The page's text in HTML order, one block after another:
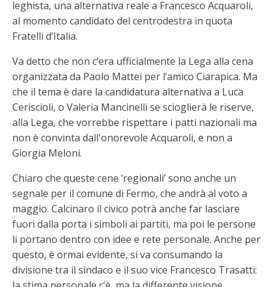
leghista, una alternativa reale a Francesco Acquaroli,
al momento candidato del centrodestra in quota
Fratelli d’Italia.
Va detto che non c’era ufficialmente la Lega alla cena
organizzata da Paolo Mattei per l’amico Ciarapica. Ma
che il tema è dare la candidatura alternativa a Luca
Ceriscioli, o Valeria Mancinelli se scioglierà le riserve,
alla Lega, che vorrebbe rispettare i patti nazionali ma
non è convinta dall'onorevole Acquaroli, e non a
Giorgia Meloni.
Chiaro che queste cene ‘regionali’ sono anche un
segnale per il comune di Fermo, che andrà al voto a
maggio. Calcinaro il civico potrà anche far lasciare
fuori dalla porta i simboli ai partiti, ma poi le persone
li portano dentro con idee e rete personale. Anche per
questo, è ormai evidente, si va consumando la
divisione tra il sindaco e il suo vice Francesco Trasatti: